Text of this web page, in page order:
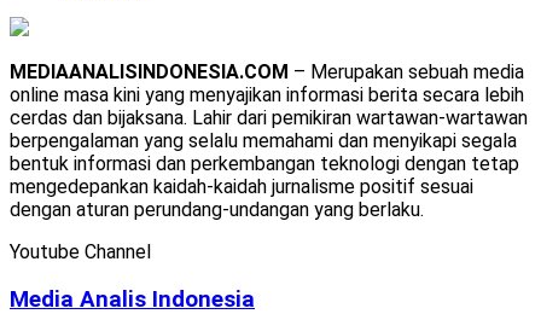
MEDIAANALISINDONESIA.COM – Merupakan sebuah media
online masa kini yang menyajikan informasi berita secara lebih
cerdas dan bijaksana. Lahir dari pemikiran wartawan-wartawan
berpengalaman yang selalu memahami dan menyikapi segala
bentuk informasi dan perkembangan teknologi dengan tetap
mengedepankan kaidah-kaidah jurnalisme positif sesuai
dengan aturan perundang-undangan yang berlaku.
Youtube Channel
Media Analis Indonesia